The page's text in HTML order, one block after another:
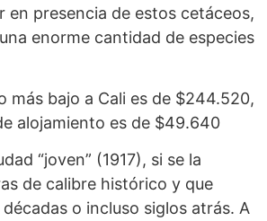
en presencia de estos cetáceos,
enorme cantidad de especies
más bajo a Cali es de $244.520,
alojamiento es de $49.640
“joven” (1917), si se la
de calibre histórico y que
o incluso siglos atrás. A